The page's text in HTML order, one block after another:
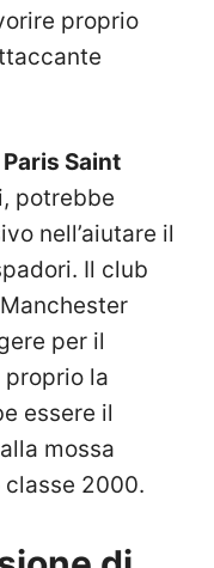
proprio
Paris Saint
potrebbe
nell’aiutare il
Il club
per il
la
essere il
mossa
2000.